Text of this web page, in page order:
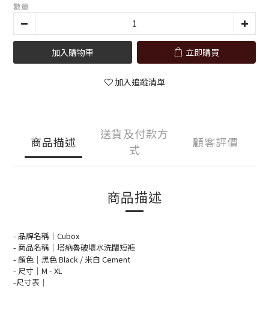
數量
加入購物車 立即購買
加入追蹤清單
商品描述
送貨及付款方
式
顧客評價
商品描述
- 品牌名稱｜Cubox
- 商品名稱｜塔納魯破壞水洗闊短褲
- 顏色｜黑色 Black / 米白 Cement
- 尺寸｜M - XL
-尺寸表 ｜